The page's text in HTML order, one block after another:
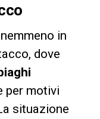
in
dove
per motivi
situazione